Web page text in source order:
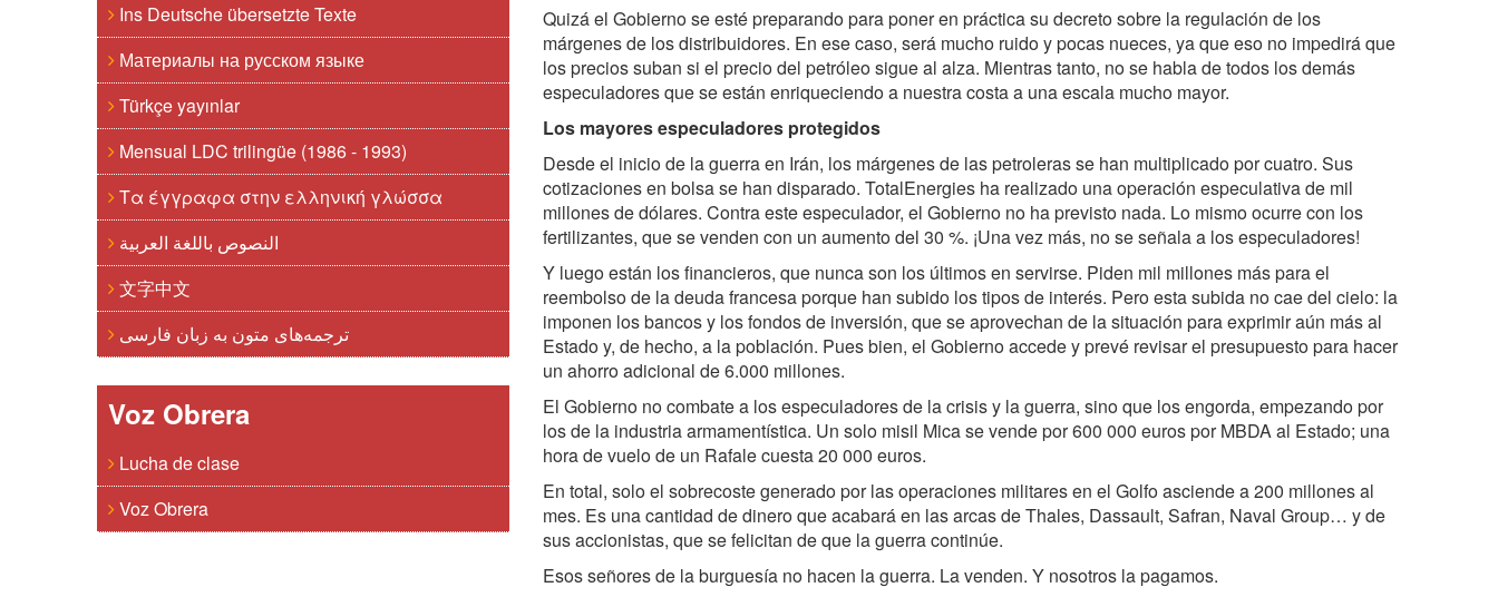
Ins Deutsche übersetzte Texte
Материалы на русском языке
Türkçe yayınlar
Mensual LDC trilingüe (1986 - 1993)
Τα έγγραφα στην ελληνική γλώσσα
النصوص باللغة العربية
文字中文
ترجمه‌های متون به زبان فارسی
Voz Obrera
Lucha de clase
Voz Obrera
Quizá el Gobierno se esté preparando para poner en práctica su decreto sobre la regulación de los
márgenes de los distribuidores. En ese caso, será mucho ruido y pocas nueces, ya que eso no impedirá que
los precios suban si el precio del petróleo sigue al alza. Mientras tanto, no se habla de todos los demás
especuladores que se están enriqueciendo a nuestra costa a una escala mucho mayor.
Los mayores especuladores protegidos
Desde el inicio de la guerra en Irán, los márgenes de las petroleras se han multiplicado por cuatro. Sus
cotizaciones en bolsa se han disparado. TotalEnergies ha realizado una operación especulativa de mil
millones de dólares. Contra este especulador, el Gobierno no ha previsto nada. Lo mismo ocurre con los
fertilizantes, que se venden con un aumento del 30 %. ¡Una vez más, no se señala a los especuladores!
Y luego están los financieros, que nunca son los últimos en servirse. Piden mil millones más para el
reembolso de la deuda francesa porque han subido los tipos de interés. Pero esta subida no cae del cielo: la
imponen los bancos y los fondos de inversión, que se aprovechan de la situación para exprimir aún más al
Estado y, de hecho, a la población. Pues bien, el Gobierno accede y prevé revisar el presupuesto para hacer
un ahorro adicional de 6.000 millones.
El Gobierno no combate a los especuladores de la crisis y la guerra, sino que los engorda, empezando por
los de la industria armamentística. Un solo misil Mica se vende por 600 000 euros por MBDA al Estado; una
hora de vuelo de un Rafale cuesta 20 000 euros.
En total, solo el sobrecoste generado por las operaciones militares en el Golfo asciende a 200 millones al
mes. Es una cantidad de dinero que acabará en las arcas de Thales, Dassault, Safran, Naval Group… y de
sus accionistas, que se felicitan de que la guerra continúe.
Esos señores de la burguesía no hacen la guerra. La venden. Y nosotros la pagamos.